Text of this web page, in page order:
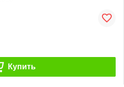
Купить